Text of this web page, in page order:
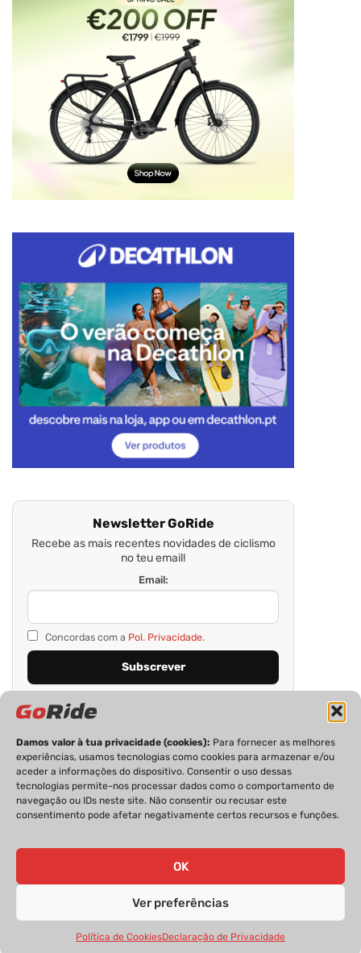
Damos valor à tua privacidade (cookies): Para fornecer as melhores
experiências, usamos tecnologias como cookies para armazenar e/ou
aceder a informações do dispositivo. Consentir o uso dessas
tecnologias permite-nos processar dados como o comportamento de
navegação ou IDs neste site. Não consentir ou recusar este
consentimento pode afetar negativamente certos recursos e funções.
OK
Ver preferências
Política de CookiesDeclaração de Privacidade
Newsletter GoRide
Recebe as mais recentes novidades de ciclismo
no teu email!
Email:
Concordas com a Pol. Privacidade.
PRIVACIDADE FICHA TÉCNICA
ESTATUTO EDITORIAL
GoRide 2026 | Todos os direitos reservados.